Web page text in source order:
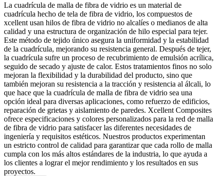
La cuadrícula de malla de fibra de vidrio es un material de
cuadrícula hecho de tela de fibra de vidrio, los compuestos de
xcellent usan hilos de fibra de vidrio no alcalíes o medianos de alta
calidad y una estructura de organización de hilo especial para tejer.
Este método de tejido único asegura la uniformidad y la estabilidad
de la cuadrícula, mejorando su resistencia general. Después de tejer,
la cuadrícula sufre un proceso de recubrimiento de emulsión acrílica,
seguido de secado y ajuste de calor. Estos tratamientos finos no solo
mejoran la flexibilidad y la durabilidad del producto, sino que
también mejoran su resistencia a la tracción y resistencia al álcali, lo
que hace que la cuadrícula de malla de fibra de vidrio sea una
opción ideal para diversas aplicaciones, como refuerzo de edificios,
reparación de grietas y aislamiento de paredes. Xcellent Composites
ofrece especificaciones y colores personalizados para la red de malla
de fibra de vidrio para satisfacer las diferentes necesidades de
ingeniería y requisitos estéticos. Nuestros productos experimentan
un estricto control de calidad para garantizar que cada rollo de malla
cumpla con los más altos estándares de la industria, lo que ayuda a
los clientes a lograr el mejor rendimiento y los resultados en sus
proyectos.